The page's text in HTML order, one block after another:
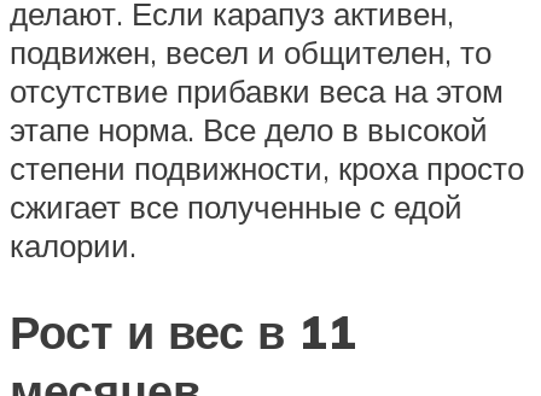
делают. Если карапуз активен,
подвижен, весел и общителен, то
отсутствие прибавки веса на этом
этапе норма. Все дело в высокой
степени подвижности, кроха просто
сжигает все полученные с едой
калории.
Рост и вес в 11